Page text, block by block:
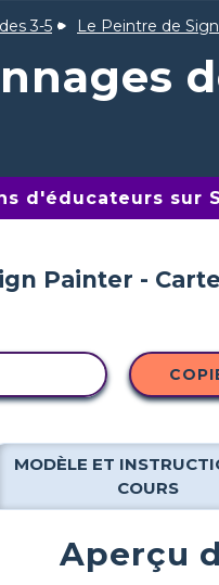
3-5 Le Peintre de
d'éducateurs sur
MODÈLE ET
COURS
Aperçu